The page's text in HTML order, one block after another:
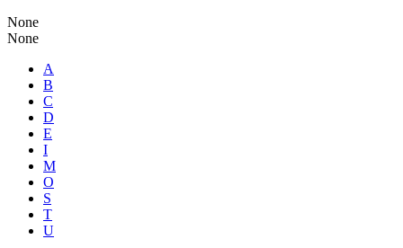
None
None
A
B
C
D
E
I
M
O
S
T
U